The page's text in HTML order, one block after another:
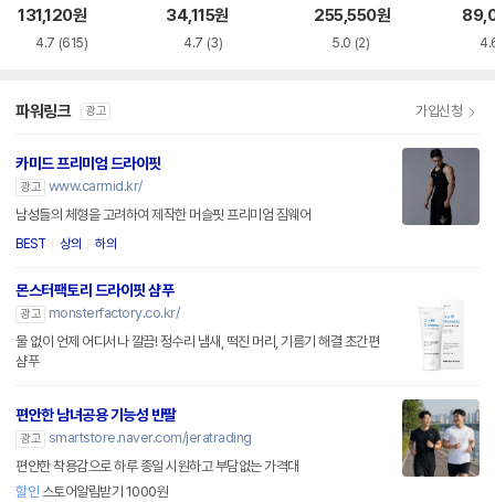
수트 4종세트
131,120원
4.7 (615)
트레이닝복 세트 B
V6708-100+BV6
855-010
34,115원
4.7 (3)
트레이닝복 세트 C
U4490-063+80
5163-063
255,550원
5.0 (2)
종
파워링크 광고 가입신청
카미드 프리미엄 드라이핏
광고 www.carmid.kr/
남성들의 체형을 고려하여 제작한 머슬핏 프리미엄 짐웨어
BEST 상의 하의
몬스터팩토리 드라이핏 샴푸
광고
monsterfactory.co.kr/
물 없이 언제 어디서나 깔끔! 정수리 냄새, 떡진 머리, 기름기 해결 초간편
샴푸
편안한 남녀공용 기능성 반팔
광고 smartstore.naver.com/jeratrading
편안한 착용감으로 하루 종일 시원하고 부담없는 가격대
할인 스토어알림받기 1000원